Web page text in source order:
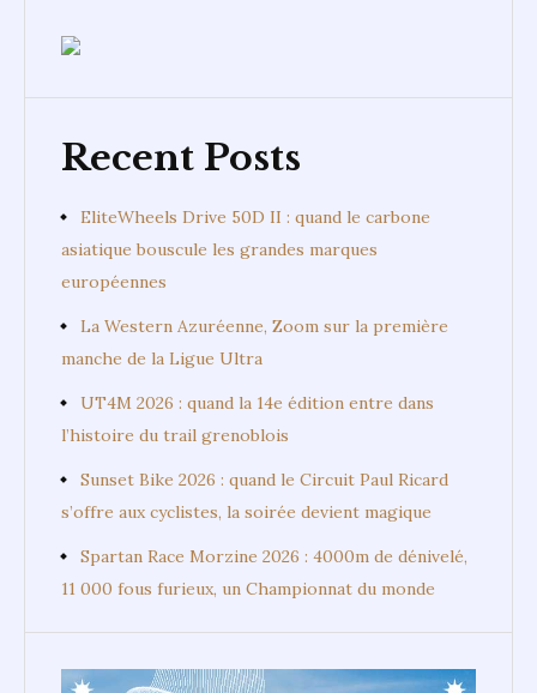
Recent Posts
EliteWheels Drive 50D II : quand le carbone
asiatique bouscule les grandes marques
européennes
La Western Azuréenne, Zoom sur la première
manche de la Ligue Ultra
UT4M 2026 : quand la 14e édition entre dans
l’histoire du trail grenoblois
Sunset Bike 2026 : quand le Circuit Paul Ricard
s’offre aux cyclistes, la soirée devient magique
Spartan Race Morzine 2026 : 4000m de dénivelé,
11 000 fous furieux, un Championnat du monde